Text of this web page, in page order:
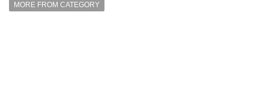
MORE FROM CATEGORY